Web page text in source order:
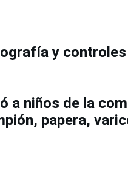
y
a niños de la
papera,